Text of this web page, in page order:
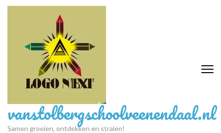
Ga
vanstolbergschoolveenendaal.nl
Samen groeien, ontdekken en stralen!